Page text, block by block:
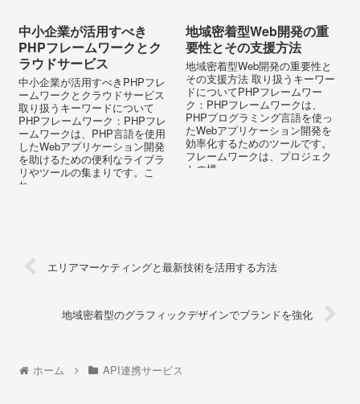
中小企業が活用すべき
PHPフレームワークとク
ラウドサービス
中小企業が活用すべきPHPフレ
ームワークとクラウドサービス
取り扱うキーワードについて
PHPフレームワーク：PHPフレ
ームワークは、PHP言語を使用
したWebアプリケーション開発
を助けるための便利なライブラ
リやツールの集まりです。こ
れ...
地域密着型Web開発の重
要性とその支援方法
地域密着型Web開発の重要性と
その支援方法 取り扱うキーワー
ドについてPHPフレームワー
ク：PHPフレームワークは、
PHPプログラミング言語を使っ
たWebアプリケーション開発を
効率化するためのツールです。
フレームワークは、プロジェク
トの構...
エリアマーケティングと最新技術を活用する方法
地域密着型のグラフィックデザインでブランドを強化
ホーム API連携サービス